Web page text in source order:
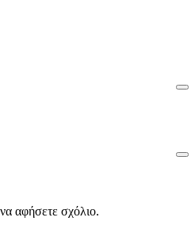
αφήσετε σχόλιο.